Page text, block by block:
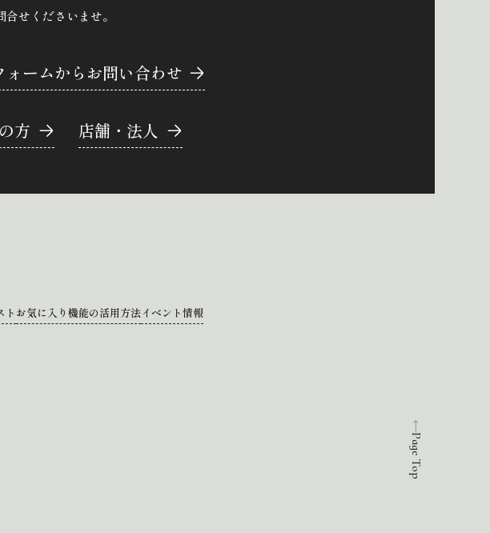
Page Top
せくださいませ。
ォームからお問い合わせ
方 店舗・法人
ト お気に入り機能の活用方法イベント情報